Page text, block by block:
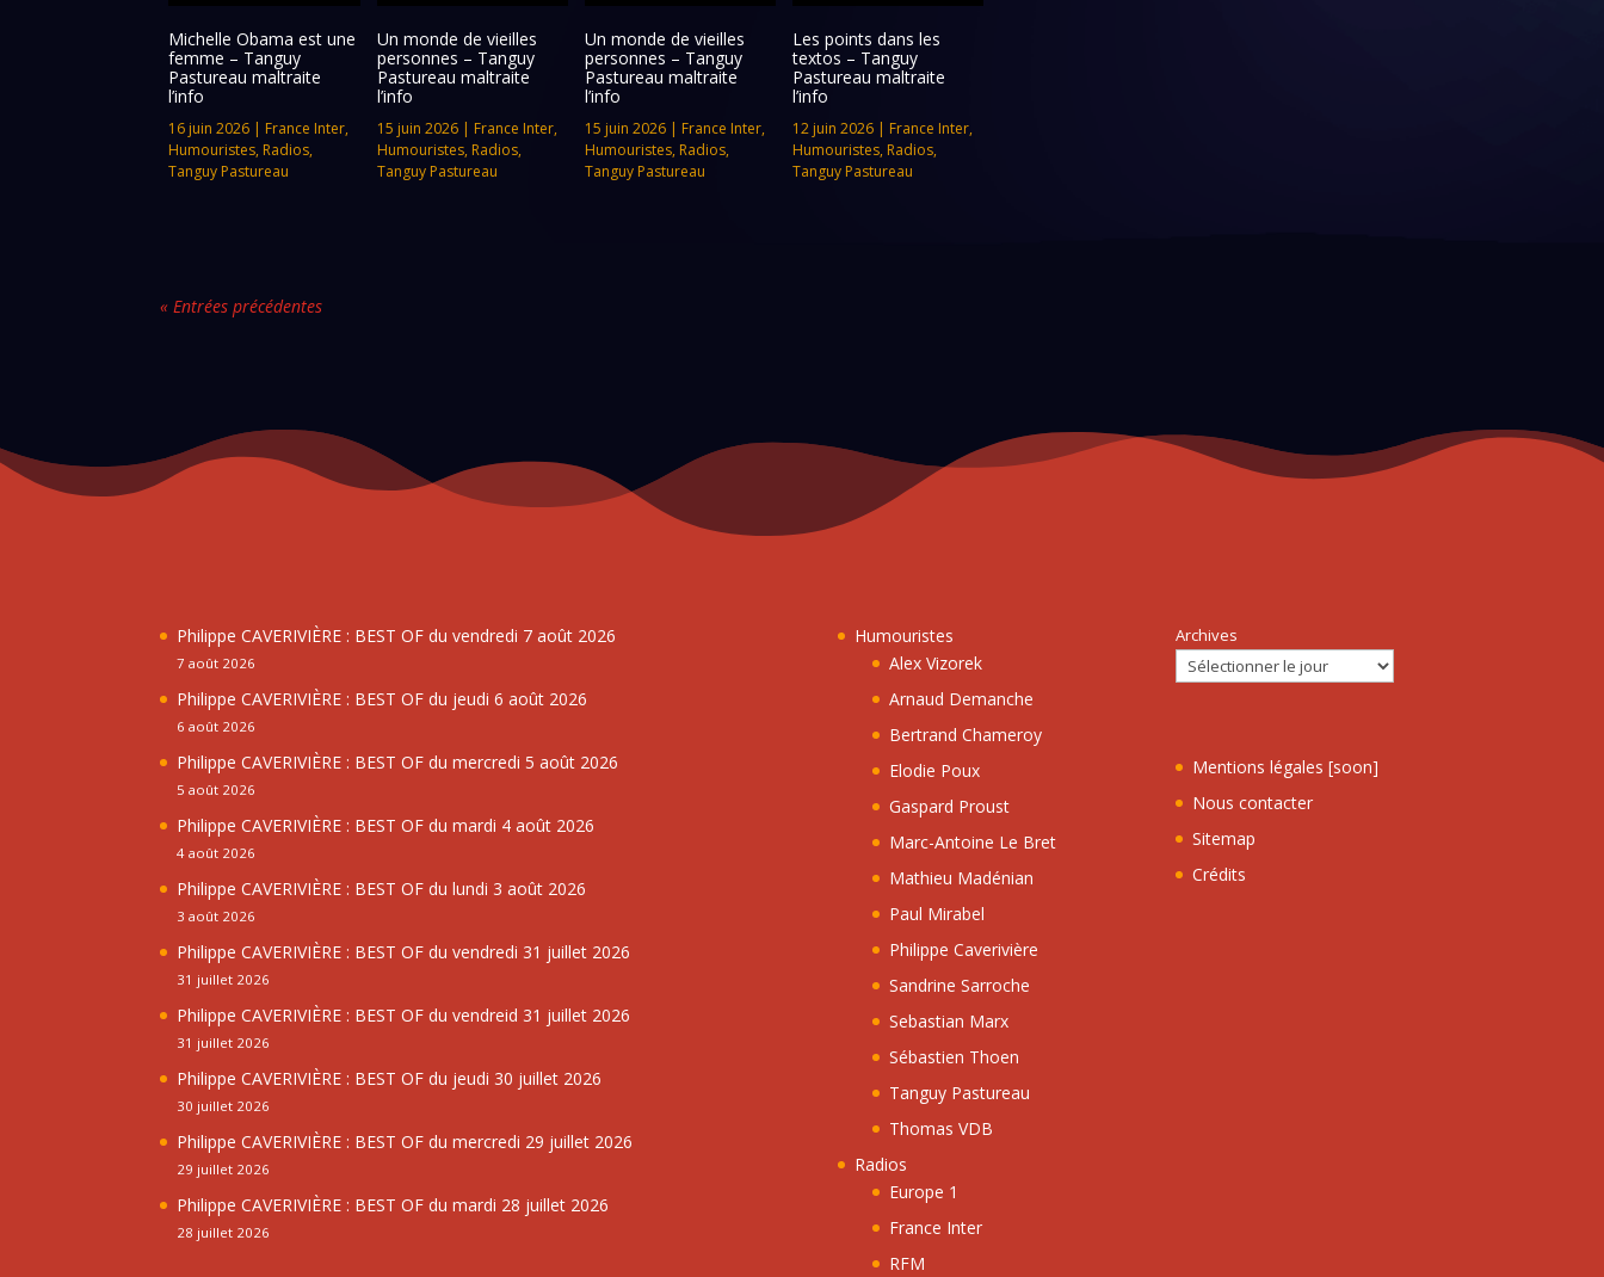
Michelle Obama est une
femme – Tanguy
Pastureau maltraite
l’info
16 juin 2026 | France Inter,
Humouristes, Radios,
Tanguy Pastureau
Un monde de vieilles
personnes – Tanguy
Pastureau maltraite
l’info
15 juin 2026| France Inter,
Humouristes, Radios,
Tanguy Pastureau
Un monde de vieilles
personnes – Tanguy
Pastureau maltraite
l’info
15 juin 2026| France Inter,
Humouristes, Radios,
Tanguy Pastureau
Les points dans les
textos – Tanguy
Pastureau maltraite
l’info
12 juin 2026 | France Inter,
Humouristes, Radios,
Tanguy Pastureau
« Entrées précédentes
Philippe CAVERIVIÈRE : BEST OF du vendredi 7 août 2026
7 août 2026
Philippe CAVERIVIÈRE : BEST OF du jeudi 6 août 2026
6 août 2026
Philippe CAVERIVIÈRE : BEST OF du mercredi 5 août 2026
5 août 2026
Philippe CAVERIVIÈRE : BEST OF du mardi 4 août 2026
4 août 2026
Philippe CAVERIVIÈRE : BEST OF du lundi 3 août 2026
3 août 2026
Philippe CAVERIVIÈRE : BEST OF du vendredi 31 juillet 2026
31 juillet 2026
Philippe CAVERIVIÈRE : BEST OF du vendreid 31 juillet 2026
31 juillet 2026
Philippe CAVERIVIÈRE : BEST OF du jeudi 30 juillet 2026
30 juillet 2026
Philippe CAVERIVIÈRE : BEST OF du mercredi 29 juillet 2026
29 juillet 2026
Philippe CAVERIVIÈRE : BEST OF du mardi 28 juillet 2026
28 juillet 2026
Humouristes
Alex Vizorek
Arnaud Demanche
Bertrand Chameroy
Elodie Poux
Gaspard Proust
Marc-Antoine Le Bret
Mathieu Madénian
Paul Mirabel
Philippe Caverivière
Sandrine Sarroche
Sebastian Marx
Sébastien Thoen
Tanguy Pastureau
Thomas VDB
Radios
Europe 1
France Inter
RFM
Archives
Mentions légales [soon]
Nous contacter
Sitemap
Crédits